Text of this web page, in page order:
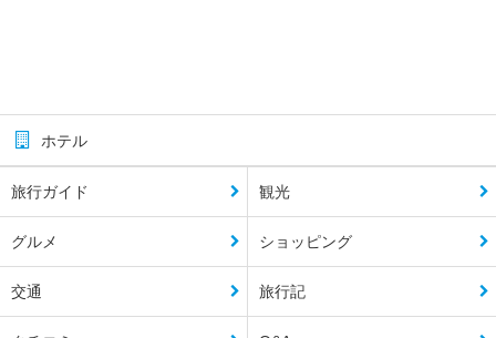
ホテル
旅行ガイド 観光
グルメ ショッピング
交通 旅行記